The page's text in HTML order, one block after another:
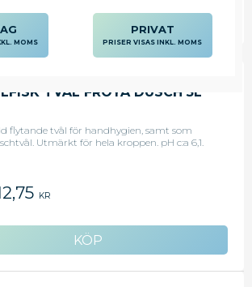
SORTERA
TVÅL FRÖYA DUSCH 5L
flytande tvål för handhygien, samt som
Utmärkt för hela kroppen. pH c:a 6,1.
KR
MOMS
PRIVAT
PRISER VISAS INKL. MOMS